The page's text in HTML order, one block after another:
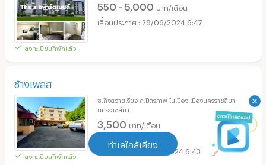
ทำเลใกล้เคียง
ลงทะเบียนที่พักแล้ว
550 - 5,000 บาท/เดือน
28/06/2024 6:47
ช้างเพลส
ลงทะเบียนที่พักแล้ว
ซ.กิ่งสวายเรียง ถ.มิตรภาพ ในเมือง เมืองนครราชสีมา
นครราชสีมา
3,500 บาท/เดือน
450 - 500 บาท/วัน
27/06/2024 6:43